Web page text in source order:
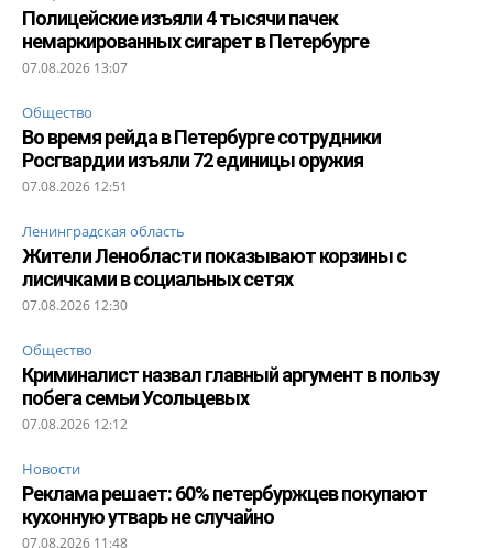
Полицейские изъяли 4 тысячи пачек
немаркированных сигарет в Петербурге
07.08.2026 13:07
Общество
Во время рейда в Петербурге сотрудники
Росгвардии изъяли 72 единицы оружия
07.08.2026 12:51
Ленинградская область
Жители Ленобласти показывают корзины с
лисичками в социальных сетях
07.08.2026 12:30
Общество
Криминалист назвал главный аргумент в пользу
побега семьи Усольцевых
07.08.2026 12:12
Новости
Реклама решает: 60% петербуржцев покупают
кухонную утварь не случайно
07.08.2026 11:48